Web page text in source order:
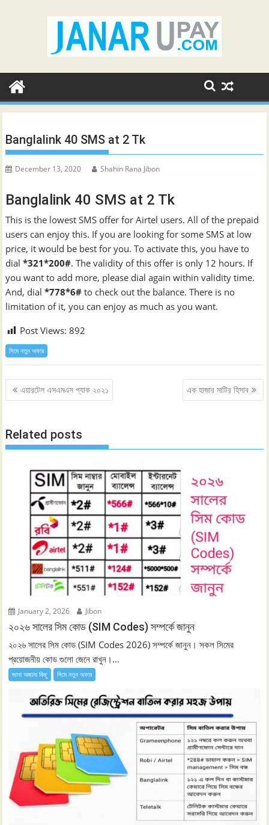
Banglalink 40 SMS at 2 Tk
December 13, 2020 Shahin Rana Jibon
Banglalink 40 SMS at 2 Tk
This is the lowest SMS offer for Airtel users. All of the prepaid
users can enjoy this. If you are looking for some SMS at low
price, it would be best for you. To activate this, you have to
dial*321*200#. The validity of this offer is only 12 hours. If
you want to add more, please dial again within validity time.
And, dial*778*6# to check out the balance. There is no
limitation of it, you can enjoy as much as you want.
Post Views: 892
সিমে নতুন ‍অফার
Post
navigation
এয়ারটেল এসএমএস প্যাক ২০২১ এক হাজার মাটির হিসাব
Related posts
January 2, 2026 Jibon
২০২৬ সালের সিম কোড (SIM Codes) সম্পর্কে জানুন
২০২৬ সালের সিম কোড (SIM Codes 2026) সম্পর্কে জানুন। সকল সিমের
প্রয়োজনীয় কোড গুলো জেনে রাখুন।...
জানা অজানা কিছু সিমে নতুন ‍অফার